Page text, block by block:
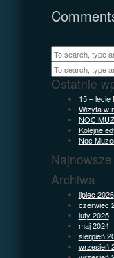
Ostatnie
15 – lecie
Wizyta w
NOC
Kolejne
Noc
Archiwa
lipiec 2026
czerwiec
luty 2025
maj 2024
sierpień
wrzesień